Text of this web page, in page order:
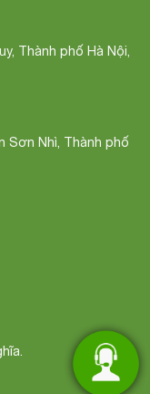
Thành phố Hà Nội,
Sơn Nhì, Thành phố